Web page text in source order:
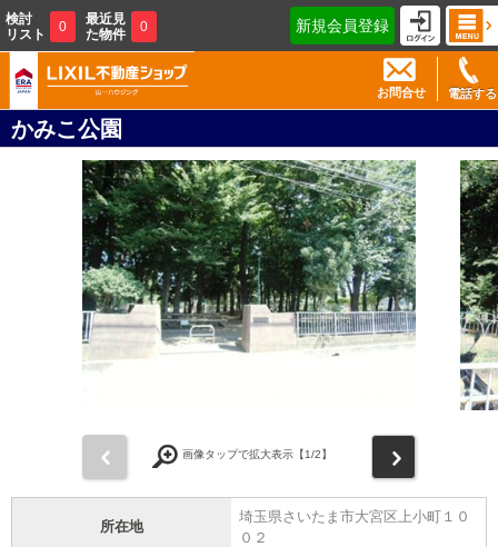
検討
リスト
0
最近見
た物件
0 新規会員登録
電話する
お問合せ
かみこ公園
画像タップで拡大表示【1/2】
所在地
埼玉県さいたま市大宮区上小町１０
０２